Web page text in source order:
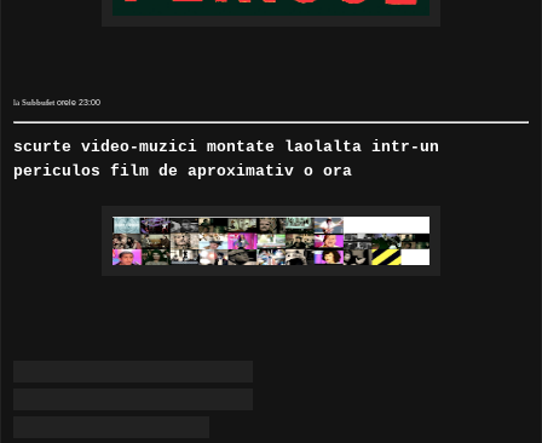
la Subbufet orele 23:00
scurte video-muzici montate laolalta intr-un
periculos film de aproximativ o ora